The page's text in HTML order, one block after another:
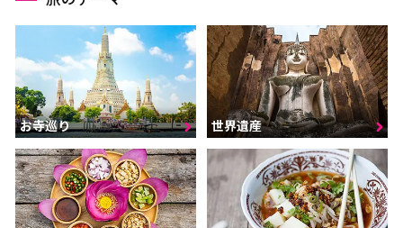
プーケット
サムイ島（スラーターニ
ー）
クラビ
ランタ島（クラビ）
トラン
パンガー
カオラック（パンガー）
チュンポーン
ナラーティワート
ナコーンシータマラート
お寺巡り 世界遺産